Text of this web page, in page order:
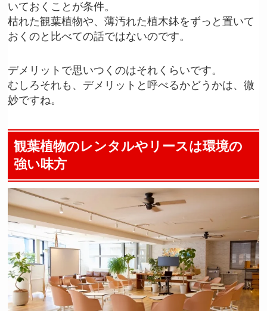
いておくことが条件。
枯れた観葉植物や、薄汚れた植木鉢をずっと置いて
おくのと比べての話ではないのです。
デメリットで思いつくのはそれくらいです。
むしろそれも、デメリットと呼べるかどうかは、微
妙ですね。
観葉植物のレンタルやリースは環境の
強い味方